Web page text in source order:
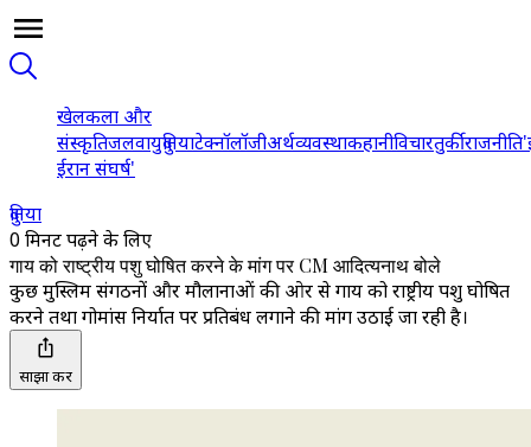
खेलकला और
संस्कृतिजलवायुदुनियाटेक्नॉलॉजीअर्थव्यवस्थाकहानीविचारतुर्कीराजनीति
ईरान संघर्ष'
दुनिया
0 मिनट पढ़ने के लिए
गाय को राष्ट्रीय पशु घोषित करने के मांग पर CM आदित्यनाथ बोले
कुछ मुस्लिम संगठनों और मौलानाओं की ओर से गाय को राष्ट्रीय पशु घोषित
करने तथा गोमांस निर्यात पर प्रतिबंध लगाने की मांग उठाई जा रही है।
साझा करें